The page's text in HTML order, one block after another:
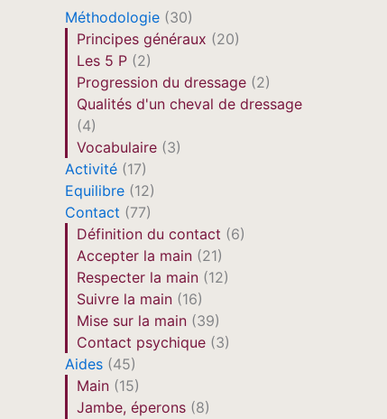
Méthodologie (30)
Principes généraux (20)
Les 5 P (2)
Progression du dressage (2)
Qualités d'un cheval de dressage
(4)
Vocabulaire (3)
Activité (17)
Equilibre (12)
Contact (77)
Définition du contact (6)
Accepter la main (21)
Respecter la main (12)
Suivre la main (16)
Mise sur la main (39)
Contact psychique (3)
Aides (45)
Main (15)
Jambe, éperons (8)